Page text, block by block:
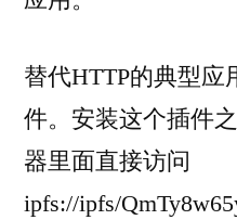
替代HTTP的典型应
件。安装这个插件
器里面直接访问
ipfs://ipfs/